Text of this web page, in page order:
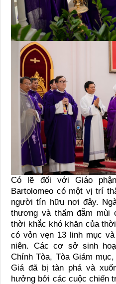
Có lẽ đối với Giáo
Bartolomeo có một vị trí
người tín hữu nơi đây.
thương và thấm đẫm mùi
thời khắc khó khăn của
có vỏn vẹn 13 linh mục
niên. Các cơ sở sinh
Chính Tòa, Tòa Giám
Giá đã bị tàn phá và
hưởng bởi các cuộc chiến